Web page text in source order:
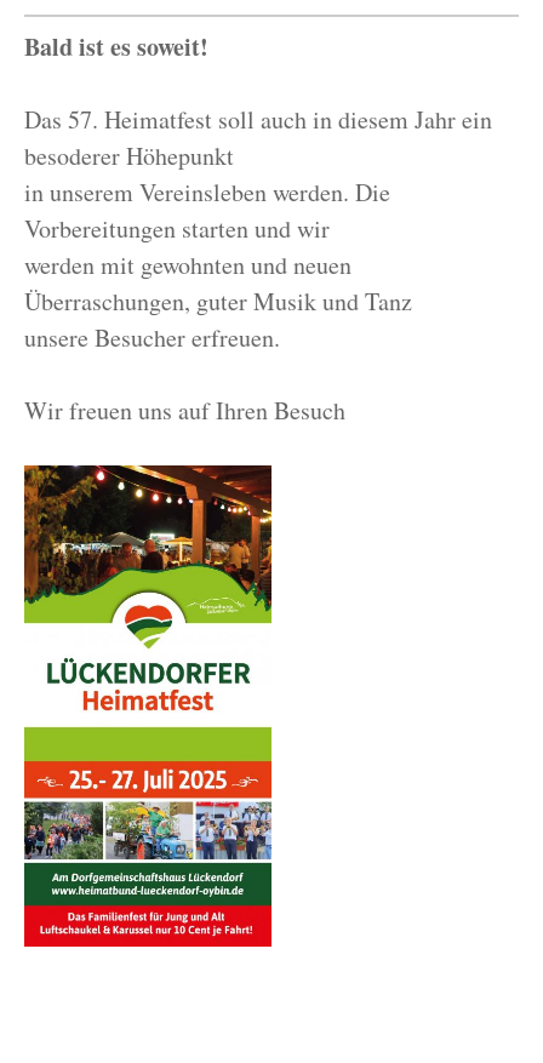
Bald ist es soweit!
Das 57. Heimatfest soll auch in diesem Jahr ein
besoderer Höhepunkt
in unserem Vereinsleben werden. Die
Vorbereitungen starten und wir
werden mit gewohnten und neuen
Überraschungen, guter Musik und Tanz
unsere Besucher erfreuen.
Wir freuen uns auf Ihren Besuch